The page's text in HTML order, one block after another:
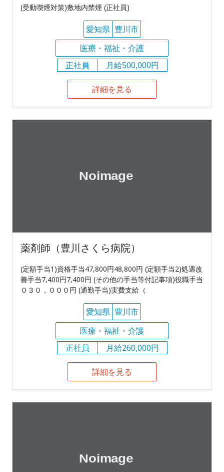
(受動喫煙対策)敷地内禁煙 (正社員)
愛知県 豊川市
医療・福祉・介護
正社員
月給500,000円
詳細を見る
薬剤師（豊川さくら病院）
(定額手当1)資格手当47,800円48,800円 (定額手当2)処遇改
善手当7,400円7,400円 (その他の手当等付記事項)役職手当
０３０，０００円 (通勤手当)実費支給（
愛知県 豊川市
医療・福祉・介護
正社員
月給260,000円
詳細を見る